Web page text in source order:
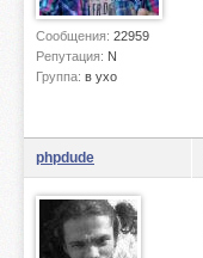
Сообщения: 22959
Репутация: N
Группа: в ухо
phpdude